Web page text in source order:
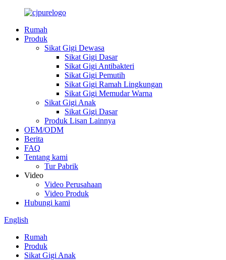
Rumah
Produk
Sikat Gigi Dewasa
Sikat Gigi Dasar
Sikat Gigi Antibakteri
Sikat Gigi Pemutih
Sikat Gigi Ramah Lingkungan
Sikat Gigi Memudar Warna
Sikat Gigi Anak
Sikat Gigi Dasar
Produk Lisan Lainnya
OEM/ODM
Berita
FAQ
Tentang kami
Tur Pabrik
Video
Video Perusahaan
Video Produk
Hubungi kami
English
Rumah
Produk
Sikat Gigi Anak